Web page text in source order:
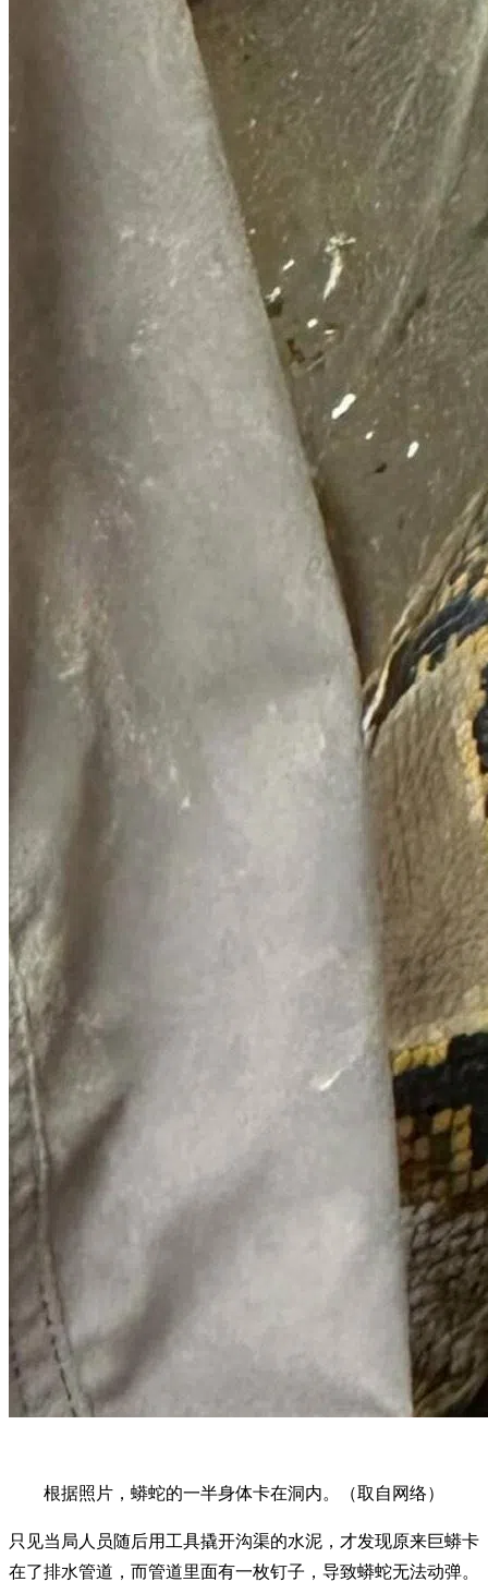
根据照片，蟒蛇的一半身体卡在洞内。（取自网络）
只见当局人员随后用工具撬开沟渠的水泥，才发现原来巨蟒卡
在了排水管道，而管道里面有一枚钉子，导致蟒蛇无法动弹。